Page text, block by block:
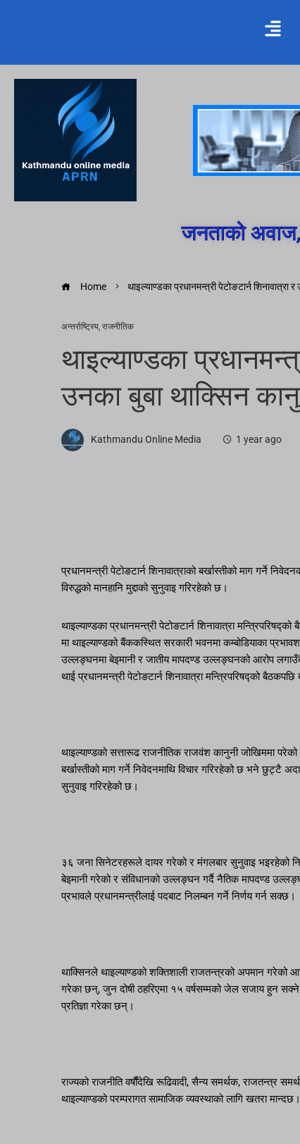
जनताको
Home थाइल्याण्डका प्रधानमन्त्री पेटोङटार्न शिनावात्रा
अन्तर्राष्ट्रिय, राजनीतिक
थाइल्याण्डका
उनका बुबा थाक्सिन
Kathmandu Online Media 1 year ago
प्रधानमन्त्री पेटोङटार्न शिनावात्राको बर्खास्तीको माग
विरुद्धको मानहानि मुद्दाको सुनुवाइ गरिरहेको छ।
थाइल्याण्डका प्रधानमन्त्री पेटोङटार्न शिनावात्रा
मा थाइल्याण्डको बैंककस्थित सरकारी भवनमा कम्बोडियाका
उल्लङ्घनमा बेइमानी र जातीय मापदण्ड उल्लङ्घनको आरोप
थाई प्रधानमन्त्री पेटोङटार्न शिनावात्रा मन्त्रिपरिषद्को बैठकपछि
थाइल्याण्डको सत्तारूढ राजनीतिक राजवंश कानुनी जोखिममा
बर्खास्तीको माग गर्ने निवेदनमाथि विचार गरिरहेको छ भने छुट्टै
सुनुवाइ गरिरहेको छ।
३६ जना सिनेटरहरूले दायर गरेको र मंगलबार सुनुवाइ भइरहेको
बेइमानी गरेको र संविधानको उल्लङ्घन गर्दै नैतिक मापदण्ड
प्रभावले प्रधानमन्त्रीलाई पदबाट निलम्बन गर्ने निर्णय गर्न सक्छ।
थाक्सिनले थाइल्याण्डको शक्तिशाली राजतन्त्रको अपमान गरेको
गरेका छन्, जुन दोषी ठहरिएमा १५ वर्षसम्मको जेल सजाय हुन सक्ने
प्रतिज्ञा गरेका छन्।
राज्यको राजनीति वर्षौंदेखि रूढिवादी, सैन्य समर्थक, राजतन्त्र
थाइल्याण्डको परम्परागत सामाजिक व्यवस्थाको लागि खतरा मान्दछ।